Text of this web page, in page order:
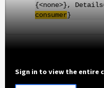
{<none>},
consumer}
Sign in to view the entire